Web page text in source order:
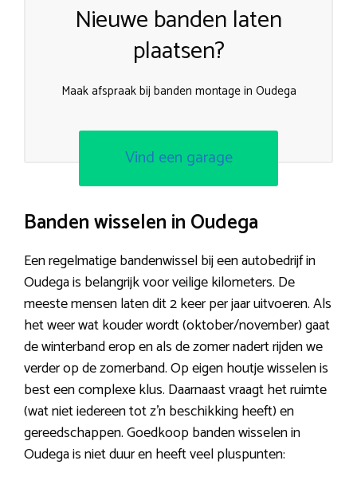
Nieuwe banden laten
plaatsen?
Maak afspraak bij banden montage in Oudega
Vind een garage
Banden wisselen in Oudega
Een regelmatige bandenwissel bij een autobedrijf in
Oudega is belangrijk voor veilige kilometers. De
meeste mensen laten dit 2 keer per jaar uitvoeren. Als
het weer wat kouder wordt (oktober/november) gaat
de winterband erop en als de zomer nadert rijden we
verder op de zomerband. Op eigen houtje wisselen is
best een complexe klus. Daarnaast vraagt het ruimte
(wat niet iedereen tot z’n beschikking heeft) en
gereedschappen. Goedkoop banden wisselen in
Oudega is niet duur en heeft veel pluspunten: